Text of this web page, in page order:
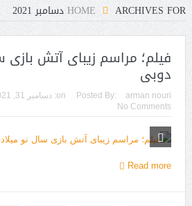
HOME ARCHIVES FOR دسامبر 2021
فیلم؛ مراسم زیبای آتش بازی
دوبی
Posted By: arman nouri
on: دسامبر 31, 2021
No Comments
Read more